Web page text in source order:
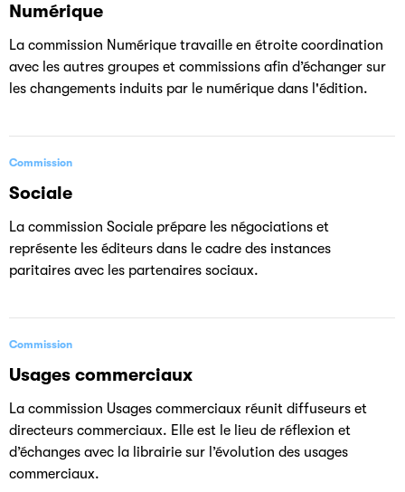
Numérique
La commission Numérique travaille en étroite coordination
avec les autres groupes et commissions afin d’échanger sur
les changements induits par le numérique dans l'édition.
Commission
Sociale
La commission Sociale prépare les négociations et
représente les éditeurs dans le cadre des instances
paritaires avec les partenaires sociaux.
Commission
Usages commerciaux
La commission Usages commerciaux réunit diffuseurs et
directeurs commerciaux. Elle est le lieu de réflexion et
d’échanges avec la librairie sur l’évolution des usages
commerciaux.